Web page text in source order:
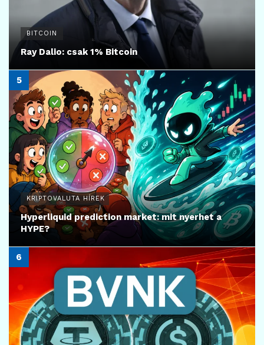
BITCOIN
Ray Dalio: csak 1% Bitcoin
KRIPTOVALUTA HÍREK
Hyperliquid prediction market: mit nyerhet a
HYPE?